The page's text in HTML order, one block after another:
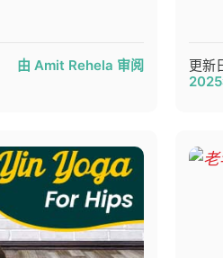
由 Amit Rehela 审阅
更新
2025